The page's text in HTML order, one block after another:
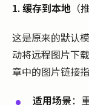
1. 缓存到本地 （
这是原来的默认
动将远程图片下
章中的图片链接
适用场景：